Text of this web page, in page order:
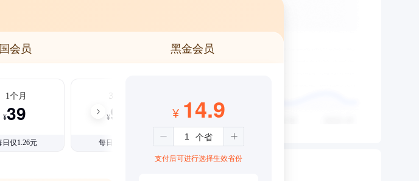
会员 黑金会员
1个月
¥39
日仅1.26元
3个月
¥99
每日仅1.08元
¥ 14.9
支付后可进行选择生效省份